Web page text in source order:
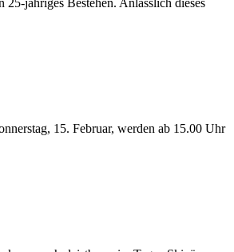
jähriges Bestehen. Anlässlich dieses
15. Februar, werden ab 15.00 Uhr